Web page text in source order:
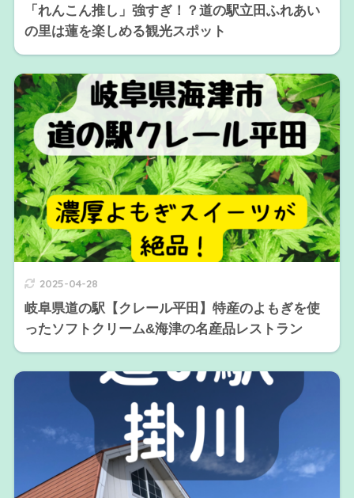
「れんこん推し」強すぎ！？道の駅立田ふれあい
の里は蓮を楽しめる観光スポット
2025-04-28
岐阜県道の駅【クレール平田】特産のよもぎを使
ったソフトクリーム&海津の名産品レストラン